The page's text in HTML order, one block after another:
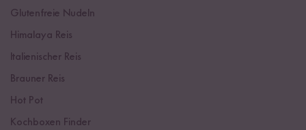
Glutenfreie Nudeln
Himalaya Reis
Italienischer Reis
Brauner Reis
Hot Pot
Kochboxen Finder